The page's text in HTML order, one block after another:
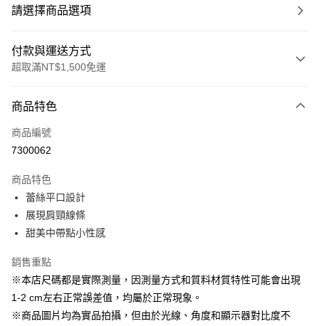
請選擇商品選項
付款與運送方式
超取滿NT$1,500免運
信用卡一次付款
超商取貨付款
Apple Pay
街口支付
AFTEE先享後付
相關說明
AFTEE先享後付是「在收到商品之後才付款」的支付方式。 讓您購物簡單
ATM付款
商品特色
商品編號
7300062
商品特色
蕾絲平口設計
展現肩頸線條
甜美中帶點小性感
銷售重點
※本店尺碼都是實際測量，因測量方式和質料材質特性可能會出現
1-2 cm左右正常誤差值，均屬於正常現象。
※商品圖片均為實品拍攝，但由於光線、角度和顯示器對比度不